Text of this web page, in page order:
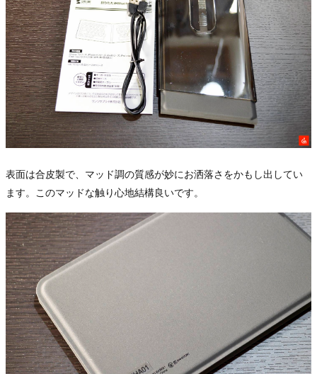
表面は合皮製で、マッド調の質感が妙にお洒落さをかもし出してい
ます。このマッドな触り心地結構良いです。